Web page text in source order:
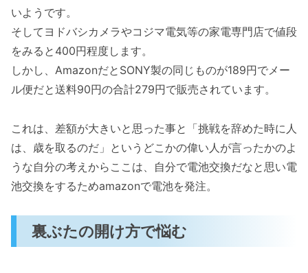
いようです。
そしてヨドバシカメラやコジマ電気等の家電専門店で値段
をみると400円程度します。
しかし、AmazonだとSONY製の同じものが189円でメー
ル便だと送料90円の合計279円で販売されています。
これは、差額が大きいと思った事と「挑戦を辞めた時に人
は、歳を取るのだ」というどこかの偉い人が言ったかのよ
うな自分の考えからここは、自分で電池交換だなと思い電
池交換をするためamazonで電池を発注。
裏ぶたの開け方で悩む